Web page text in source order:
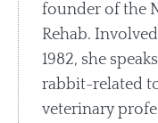
founder of the
Rehab.
1982, she
rabbit-related
veterinary